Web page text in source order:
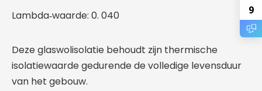
Lambda‑waarde: 0. 040
Deze glaswolisolatie behoudt zijn thermische
isolatiewaarde gedurende de volledige levensduur
van het gebouw.
9